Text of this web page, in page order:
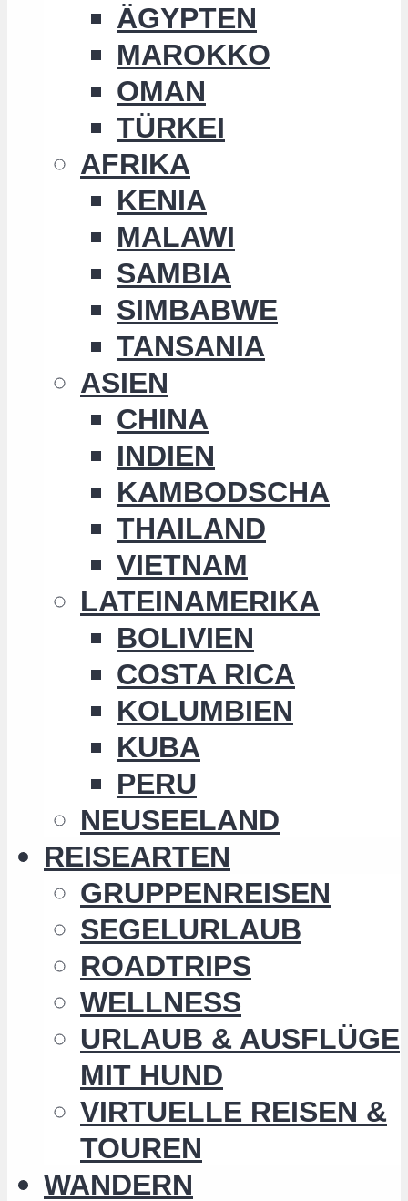
ÄGYPTEN
MAROKKO
OMAN
TÜRKEI
AFRIKA
KENIA
MALAWI
SAMBIA
SIMBABWE
TANSANIA
ASIEN
CHINA
INDIEN
KAMBODSCHA
THAILAND
VIETNAM
LATEINAMERIKA
BOLIVIEN
COSTA RICA
KOLUMBIEN
KUBA
PERU
NEUSEELAND
REISEARTEN
GRUPPENREISEN
SEGELURLAUB
ROADTRIPS
WELLNESS
URLAUB & AUSFLÜGE
MIT HUND
VIRTUELLE REISEN &
TOUREN
WANDERN